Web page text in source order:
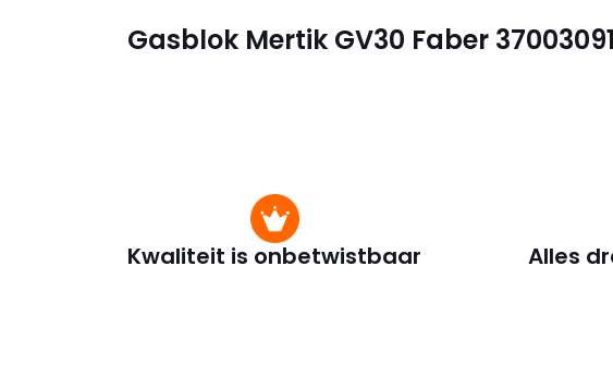
Gasblok Mertik GV30 Faber 37003091
Kwaliteit is onbetwistbaar Alles